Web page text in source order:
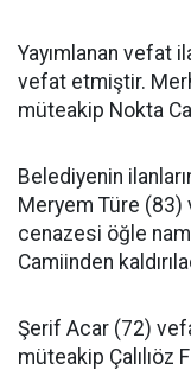
Yayımlanan vefat
vefat etmiştir.
müteakip Nokta
Belediyenin
Meryem Türe
cenazesi öğle
Camiinden
Şerif Acar (72)
müteakip Çalılıöz